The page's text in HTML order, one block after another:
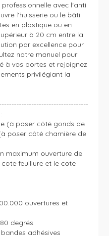
avec l'anti
l'huisserie ou le bâti.
en plastique ou en
à 20 cm entre la
par excellence pour
notre manuel pour
à vos portes et rejoignez
privilégiant la
(à poser côté gonds de
poser côté charnière de
maximum ouverture de
cote feuillure et le cote
ouvertures et
degrés.
adhésives